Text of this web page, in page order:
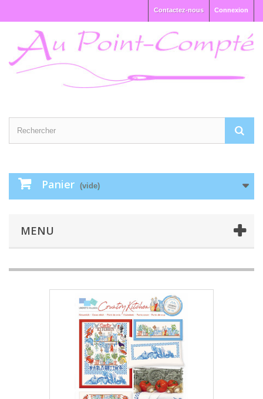
Connexion
Contactez-nous
Panier (vide)
MENU